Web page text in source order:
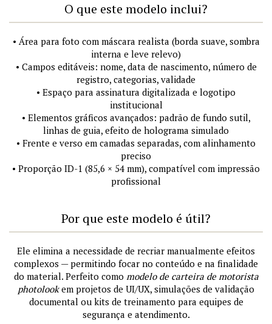
O que este modelo inclui?
• Área para foto com máscara realista (borda suave, sombra
interna e leve relevo)
• Campos editáveis: nome, data de nascimento, número de
registro, categorias, validade
• Espaço para assinatura digitalizada e logotipo
institucional
• Elementos gráficos avançados: padrão de fundo sutil,
linhas de guia, efeito de holograma simulado
• Frente e verso em camadas separadas, com alinhamento
preciso
• Proporção ID-1 (85,6 × 54 mm), compatível com impressão
profissional
Por que este modelo é útil?
Ele elimina a necessidade de recriar manualmente efeitos
complexos — permitindo focar no conteúdo e na finalidade
do material. Perfeito como modelo de carteira de motorista
photolookem projetos de UI/UX, simulações de validação
documental ou kits de treinamento para equipes de
segurança e atendimento.